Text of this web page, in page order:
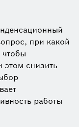
при какой
чтобы
этом снизить
работы